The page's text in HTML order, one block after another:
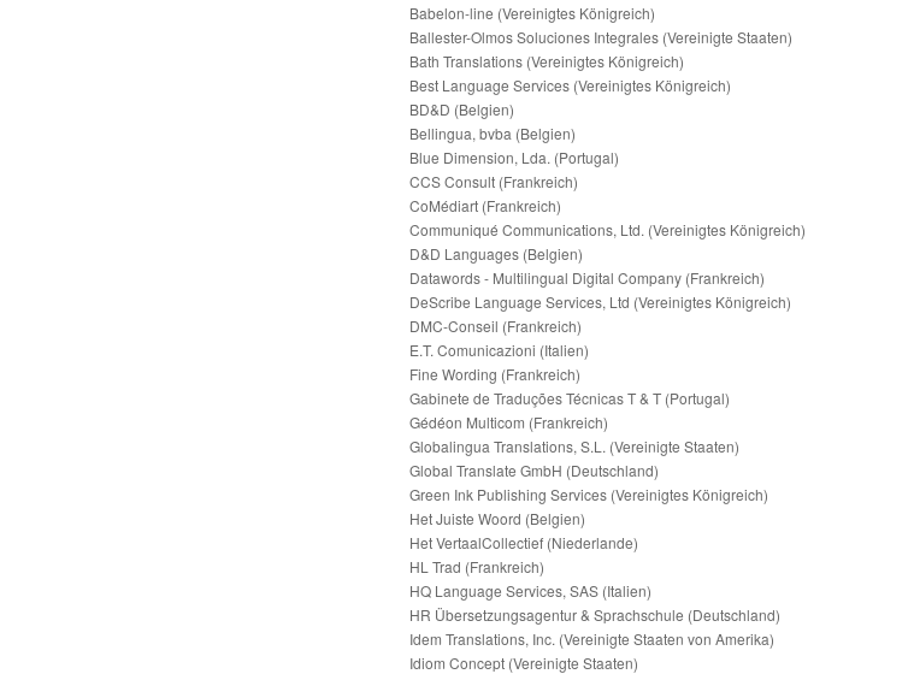
Babelon-line (Vereinigtes Königreich)
Ballester-Olmos Soluciones Integrales (Vereinigte Staaten)
Bath Translations (Vereinigtes Königreich)
Best Language Services (Vereinigtes Königreich)
BD&D (Belgien)
Bellingua, bvba (Belgien)
Blue Dimension, Lda. (Portugal)
CCS Consult (Frankreich)
CoMédiart (Frankreich)
Communiqué Communications, Ltd. (Vereinigtes Königreich)
D&D Languages (Belgien)
Datawords - Multilingual Digital Company (Frankreich)
DeScribe Language Services, Ltd (Vereinigtes Königreich)
DMC-Conseil (Frankreich)
E.T. Comunicazioni (Italien)
Fine Wording (Frankreich)
Gabinete de Traduções Técnicas T & T (Portugal)
Gédéon Multicom (Frankreich)
Globalingua Translations, S.L. (Vereinigte Staaten)
Global Translate GmbH (Deutschland)
Green Ink Publishing Services (Vereinigtes Königreich)
Het Juiste Woord (Belgien)
Het VertaalCollectief (Niederlande)
HL Trad (Frankreich)
HQ Language Services, SAS (Italien)
HR Übersetzungsagentur & Sprachschule (Deutschland)
Idem Translations, Inc. (Vereinigte Staaten von Amerika)
Idiom Concept (Vereinigte Staaten)